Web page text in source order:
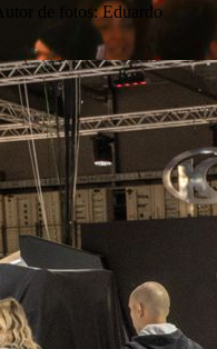
Autor de fotos: Eduardo